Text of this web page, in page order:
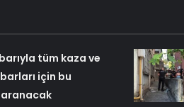
tüm kaza ve
için bu